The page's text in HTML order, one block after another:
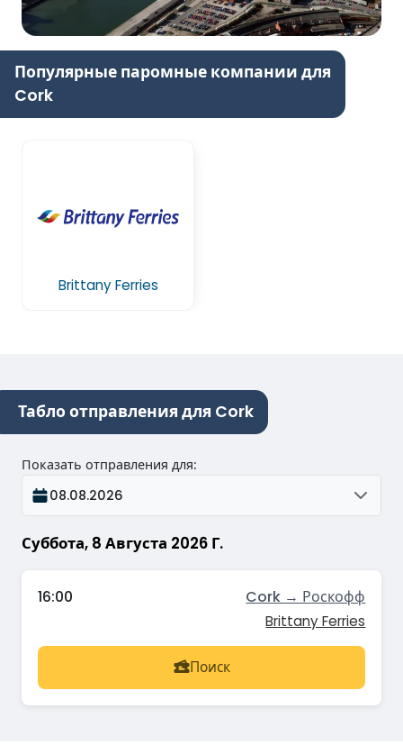
Популярные паромные компании для
Cork
Brittany Ferries
Табло отправления для Cork
Суббота, 8 Августа 2026 Г.
Показать отправления для:
08.08.2026
16:00 Cork → Роскофф
Brittany Ferries
Поиск